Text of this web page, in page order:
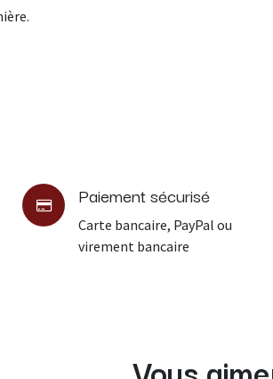
Paiement sécurisé
Carte bancaire, PayPal ou
virement bancaire